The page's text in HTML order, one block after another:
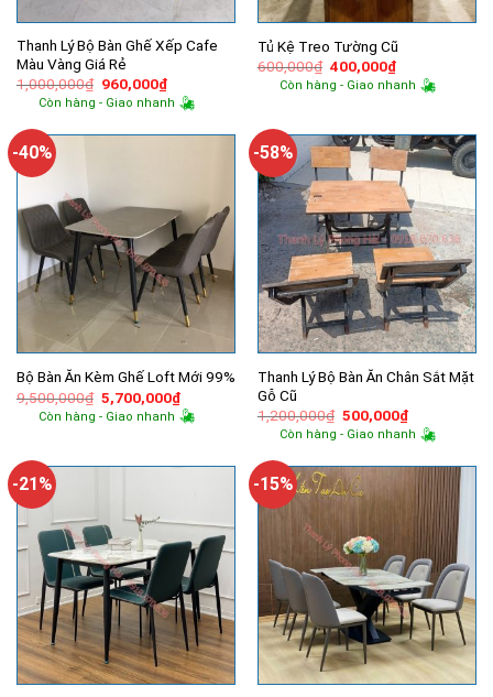
Thanh Lý Bộ Bàn Ghế Xếp Cafe
Màu Vàng Giá Rẻ
1,000,000₫ Giá
gốc
là:
960,000₫Giá
hiện
tại
960,000₫.
Còn hàng - Giao nhanh
Tủ Kệ Treo Tường Cũ
600,000₫ Giá
gốc
là:
400,000₫Giá
hiện
tại
Còn hàng - Giao nhanh
-40%
Bộ Bàn Ăn Kèm Ghế Loft Mới 99%
9,500,000₫ Giá
gốc
là:
5,700,000₫Giá
hiện
tại
Còn hàng - Giao nhanh
-58%
Thanh Lý Bộ Bàn Ăn Chân Sắt Mặt
Gỗ Cũ
1,200,000₫ Giá
gốc
là:
500,000₫Giá
hiện
tại
500,000₫.
Còn hàng - Giao nhanh
-21% -15%